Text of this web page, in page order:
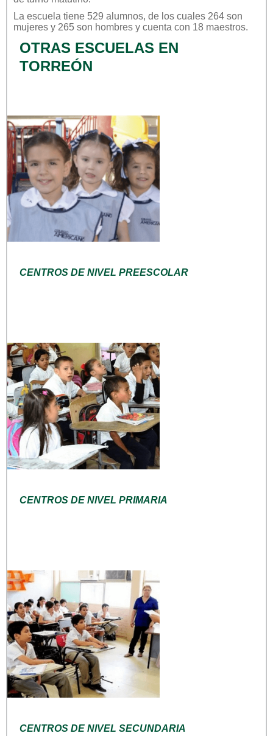
La escuela tiene 529 alumnos, de los cuales 264 son
mujeres y 265 son hombres y cuenta con 18 maestros.
OTRAS ESCUELAS EN
TORREÓN
CENTROS DE NIVEL PREESCOLAR
CENTROS DE NIVEL PRIMARIA
CENTROS DE NIVEL SECUNDARIA